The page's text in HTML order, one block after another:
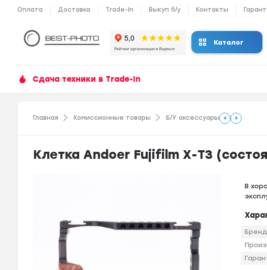
Оплата Доставка Trade-In Выкуп б/у Контакты
Каталог
Сдача техники в Trade-In
Главная Комиссионные товары Б/У аксессуары
Клетка Andoer Fujifilm X-T3
В
Бренд